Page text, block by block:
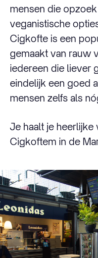
mensen die
veganistische
Cigkofte is een
gemaakt van rauw
iedereen die liever
eindelijk een goed
mensen zelfs als
Je haalt je
Cigkoftem in de